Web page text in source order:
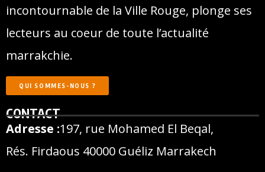
incontournable de la Ville Rouge, plonge ses
lecteurs au coeur de toute l’actualité
marrakchie.
QUI SOMMES-NOUS ?
CONTACT
Adresse :197, rue Mohamed El Beqal,
Rés. Firdaous 40000 Guéliz Marrakech